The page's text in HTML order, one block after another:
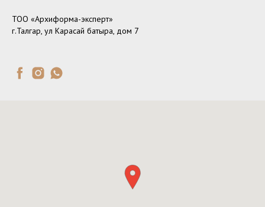
ТОО «Архиформа-эксперт»
г.Талгар, ул Карасай батыра, дом 7